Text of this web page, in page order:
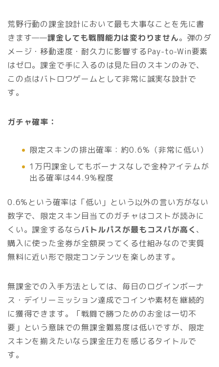
荒野行動の課金設計において最も大事なことを先に書
きます——課金しても戦闘能力は変わりません。弾のダ
メージ・移動速度・耐久力に影響するPay-to-Win要素
はゼロ。課金で手に入るのは見た目のスキンのみで、
この点はバトロワゲームとして非常に誠実な設計で
す。
ガチャ確率：
限定スキンの排出確率：約0.6%（非常に低い）
1万円課金してもボーナスなしで金枠アイテムが
出る確率は44.9%程度
0.6%という確率は「低い」という以外の言い方がない
数字で、限定スキン目当てのガチャはコストが読みに
くい。課金するならバトルパスが最もコスパが高く 、
購入に使った金券が全額戻ってくる仕組みなので実質
無料に近い形で限定コンテンツを楽しめます。
無課金での入手方法としては、毎日のログインボーナ
ス・デイリーミッション達成でコインや素材を継続的
に獲得できます。「戦闘で勝つためのお金は一切不
要」という意味での無課金難易度は低いですが、限定
スキンを揃えたいなら課金圧力を感じるタイトルで
す。